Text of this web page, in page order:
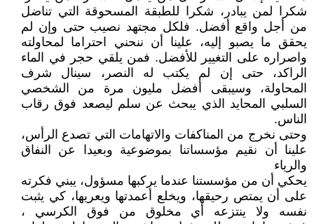
شكرا لمن يبادر، شكرا للطبقة المسحوقة التي تناضل
من أجل واقع أفضل. فلكل مجتهد نصيب حتى وإن لم
يحقق ما يصبو إليه، علينا أن ننحني احتراما لمحاولته
واصراره على التغيير للأفضل. فمن يلقي حجر في الماء
الراكد، حتى إن لم يكتب له النصر، سينال شرف
المحاولة، وسيبقى أفضل مليون مرة من الشخصي
السلبي المحايد الذي يبحث عن سلم ليصعد فوق رقاب
الناس.
وحتى نخرج من المناكفات والاتهامات التي تصدع الرأس،
علينا أن نقيم مؤسساتنا بموضوعية وبعيدا عن النفاق
والرياء
يحكي أن من مؤسستنا عندما يركبها مسؤول، يبني فكرته
على أن يمتص رحيقها، ويخلع أعمدتها ويعريها، كي يثبت
نفسه ولا ينتزعه أي مخلوق من فوق الكرسي ،